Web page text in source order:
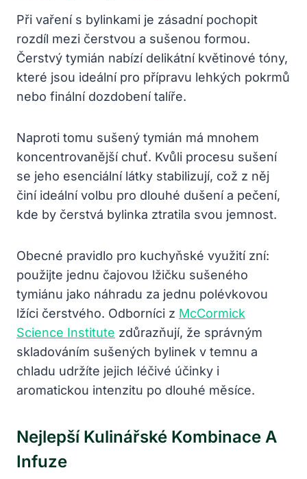
Při vaření s bylinkami je zásadní pochopit
rozdíl mezi čerstvou a sušenou formou.
Čerstvý tymián nabízí delikátní květinové tóny,
které jsou ideální pro přípravu lehkých pokrmů
nebo finální dozdobení talíře.
Naproti tomu sušený tymián má mnohem
koncentrovanější chuť. Kvůli procesu sušení
se jeho esenciální látky stabilizují, což z něj
činí ideální volbu pro dlouhé dušení a pečení,
kde by čerstvá bylinka ztratila svou jemnost.
Obecné pravidlo pro kuchyňské využití zní:
použijte jednu čajovou lžičku sušeného
tymiánu jako náhradu za jednu polévkovou
lžíci čerstvého. Odborníci z McCormick
Science Institute zdůrazňují, že správným
skladováním sušených bylinek v temnu a
chladu udržíte jejich léčivé účinky i
aromatickou intenzitu po dlouhé měsíce.
Nejlepší Kulinářské Kombinace A
Infuze